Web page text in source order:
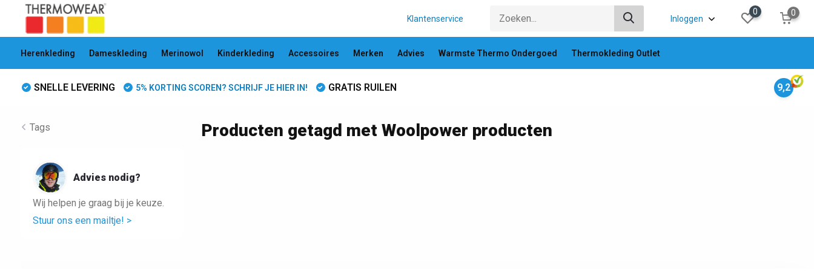
Klantenservice Inloggen
0 0
Herenkleding Dameskleding Merinowol Kinderkleding Accessoires Merken Advies Warmste Thermo Ondergoed Thermokleding Outlet
SNELLE LEVERING 5% KORTING SCOREN? SCHRIJF JE HIER IN! GRATIS RUILEN 9,2
Tags
Advies nodig?
Wij helpen je graag bij je keuze.
Stuur ons een mailtje! >
Producten getagd met Woolpower producten